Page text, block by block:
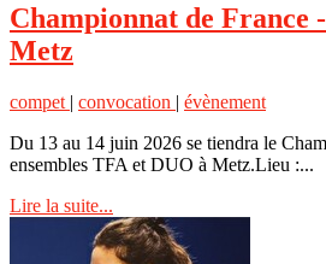
Championnat de France
Metz
compet | convocation | évènement
Du 13 au 14 juin 2026 se tiendra le
ensembles TFA et DUO à Metz.Lieu :...
Lire la suite...